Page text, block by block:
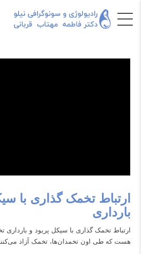
ارتباط تخمک گذاری با
بارداری‌‌‌‌‌‌‌‌‌‌‌‌‌
ارتباط تخمک گذاری با سیکل پریود و بارداری‌‌‌
هست که طی اون تخمدان‌ها، تخمک آزاد